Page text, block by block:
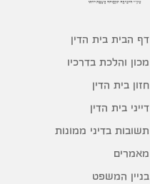
דף הבית בית הדין
מכון והלכת בדרכיו
חזון בית הדין
דייני בית הדין
תשובות בדיני ממונות
מאמרים
בניין המשפט